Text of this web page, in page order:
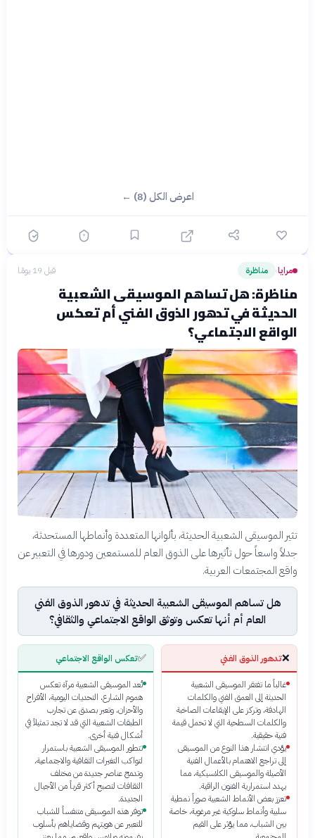
اعرض الكل (8) ←
مرايا› مناظرة قبل 19 يومًا
مناظرة: هل تساهم الموسيقى الشعبية
الحديثة في تدهور الذوق الفني أم تعكس
الواقع الاجتماعي؟
تثير الموسيقى الشعبية الحديثة، بألوانها المتعددة وأنماطها المستحدثة،
جدلاً واسعاً حول تأثيرها على الذوق العام للمستمعين ودورها في التعبير عن
واقع المجتمعات العربية.
هل تساهم الموسيقى الشعبية الحديثة في تدهور الذوق الفني
العام أم أنها تعكس وتوثق الواقع الاجتماعي والثقافي؟
❌تدهور الذوق الفني
غالباً ما تفتقر الموسيقى الشعبية
الحديثة إلى العمق الفني والكلمات
الهادفة، وتركز على الإيقاعات الصاخبة
والكلمات السطحية التي لا تحمل قيمة
فنية حقيقية.
يؤدي انتشار هذا النوع من الموسيقى
إلى تراجع الاهتمام بالأعمال الفنية
الأصيلة والموسيقى الكلاسيكية، مما
يهدد استمرارية الفنون الراقية.
تعزز بعض الأنماط الشعبية صوراً نمطية
سلبية وأنماط سلوكية غير مرغوبة، خاصة
بين الشباب، مما يؤثر على القيم
✅تعكس الواقع الاجتماعي
تُعد الموسيقى الشعبية مرآة تعكس
هموم الشارع، التحديات اليومية، الأفراح
والأحزان، وتعبر بصدق عن تجارب
الطبقات الشعبية التي قد لا تجد تمثيلاً في
أشكال فنية أخرى.
تتطور الموسيقى الشعبية باستمرار
لتواكب التغيرات الثقافية والاجتماعية،
وتدمج عناصر جديدة من مختلف
الثقافات لتصبح أكثر قرباً من الأجيال
الجديدة.
توفر هذه الموسيقى متنفساً للشباب
للتعبير عن هويتهم وقضاياهم بأسلوب